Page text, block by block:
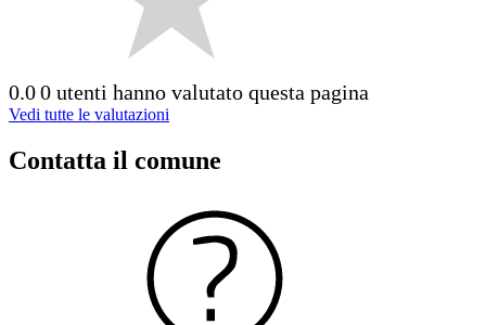
0.00 utenti hanno valutato questa pagina
Vedi tutte le valutazioni
Contatta il comune